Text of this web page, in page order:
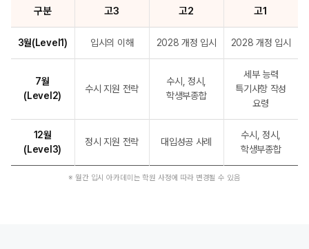
구분 고3 고2 고1
3월(Level1) 입시의 이해 2028 개정 입시 2028 개정 입시
7월
(Level2)
수시 지원 전략
수시, 정시,
학생부종합
세부 능력
특기사항 작성
요령
12월
(Level3)
정시 지원 전략 대입성공 사례
수시, 정시,
학생부종합
※ 월간 입시 아카데미는 학원 사정에 따라 변경될 수 있음